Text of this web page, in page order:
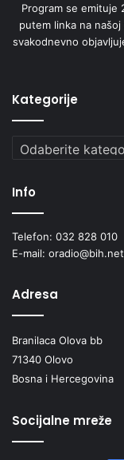
Program se emituje
putem linka na
svakodnevno
Kategorije
Kategorije
Info
Telefon: 032 828 010
E-mail:
Adresa
Branilaca Olova bb
71340 Olovo
Bosna i Hercegovina
Socijalne mreže